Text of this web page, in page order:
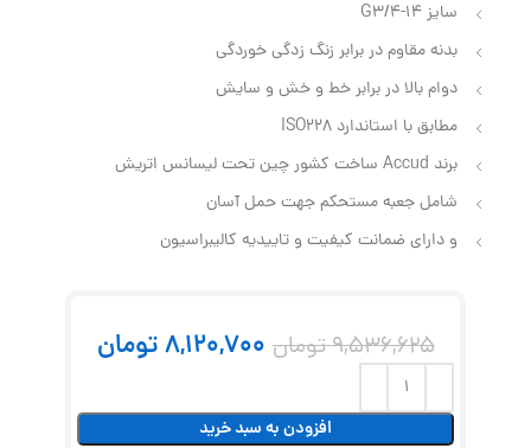
سایز G3/4-14
بدنه مقاوم در برابر زنگ زدگی خوردگی
دوام بالا در برابر خط و خش و سایش
مطابق با استاندارد ISO228
برند Accud ساخت کشور چین تحت لیسانس اتریش
شامل جعبه مستحکم جهت حمل آسان
و دارای ضمانت کیفیت و تاییدیه کالیبراسیون
9,536,625تومان 8,120,700تومان
افزودن به سبد خرید